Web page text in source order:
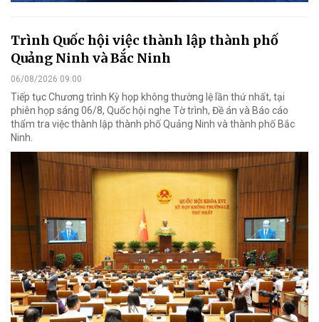
Trình Quốc hội việc thành lập thành phố
Quảng Ninh và Bắc Ninh
06/08/2026 09:00
Tiếp tục Chương trình Kỳ họp không thường lệ lần thứ nhất, tại
phiên họp sáng 06/8, Quốc hội nghe Tờ trình, Đề án và Báo cáo
thẩm tra việc thành lập thành phố Quảng Ninh và thành phố Bắc
Ninh.